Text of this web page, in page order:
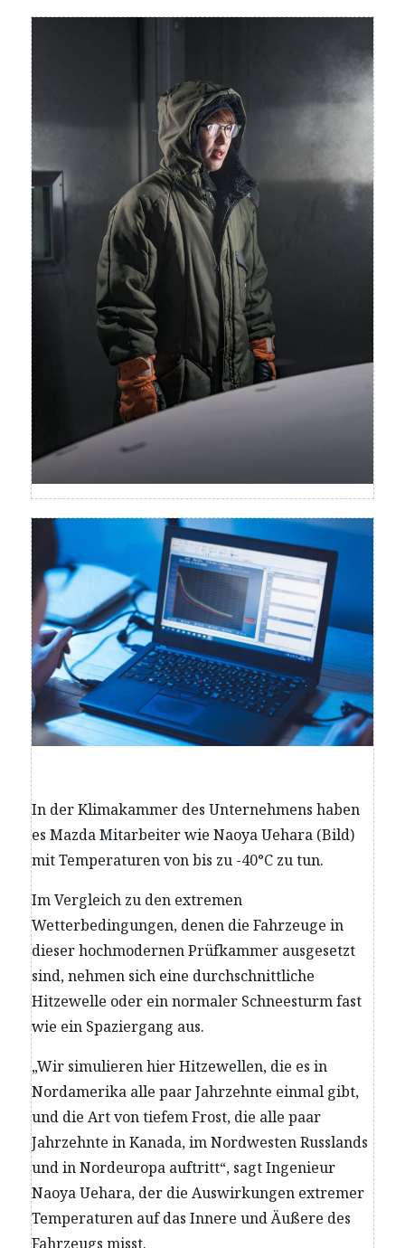
In der Klimakammer des Unternehmens haben
es Mazda Mitarbeiter wie Naoya Uehara (Bild)
mit Temperaturen von bis zu -40°C zu tun.
Im Vergleich zu den extremen
Wetterbedingungen, denen die Fahrzeuge in
dieser hochmodernen Prüfkammer ausgesetzt
sind, nehmen sich eine durchschnittliche
Hitzewelle oder ein normaler Schneesturm fast
wie ein Spaziergang aus.
„Wir simulieren hier Hitzewellen, die es in
Nordamerika alle paar Jahrzehnte einmal gibt,
und die Art von tiefem Frost, die alle paar
Jahrzehnte in Kanada, im Nordwesten Russlands
und in Nordeuropa auftritt“, sagt Ingenieur
Naoya Uehara, der die Auswirkungen extremer
Temperaturen auf das Innere und Äußere des
Fahrzeugs misst.